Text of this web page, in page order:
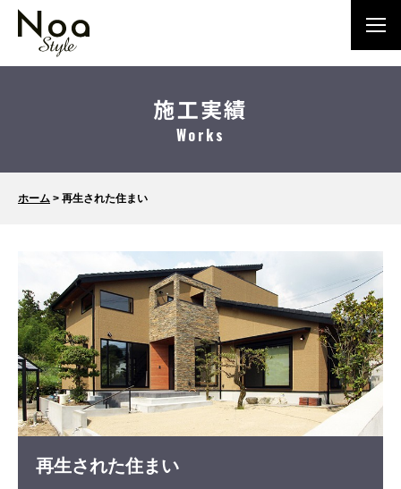
施工実績
Works
ホーム > 再生された住まい
再生された住まい